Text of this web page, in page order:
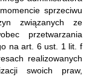
sprzeciwu
związanych ze
przetwarzania
na art. 6 ust. 1 lit. f
realizowanych
swoich praw,